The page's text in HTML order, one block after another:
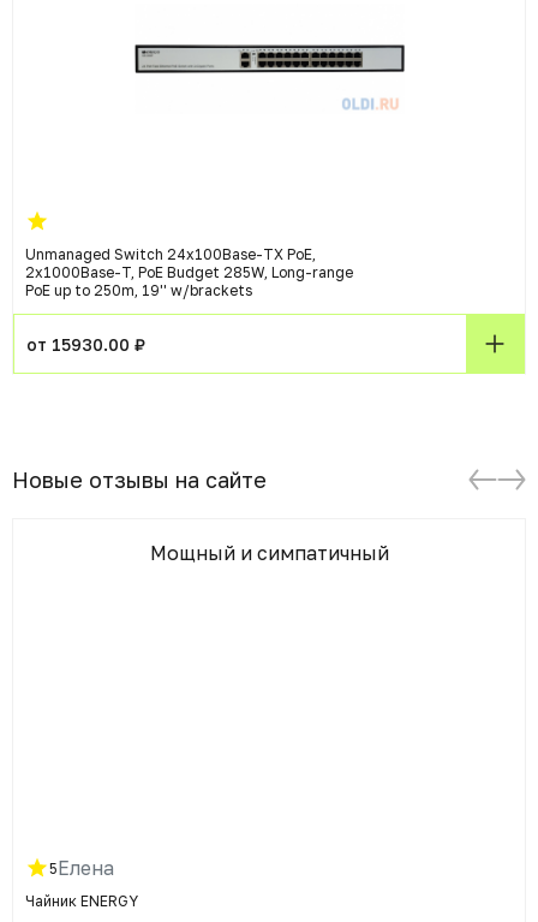
Unmanaged Switch 24x100Base-TX PoE,
2x1000Base-T, PoE Budget 285W, Long-range
PoE up to 250m, 19'' w/brackets
от 15930.00 ₽
Новые отзывы на сайте
Мощный и симпатичный
5Елена
Чайник ENERGY